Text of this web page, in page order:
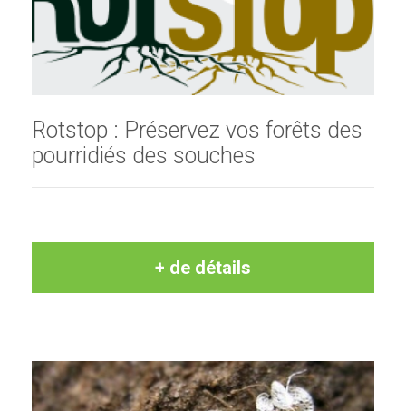
Rotstop : Préservez vos forêts des
pourridiés des souches
+ de détails